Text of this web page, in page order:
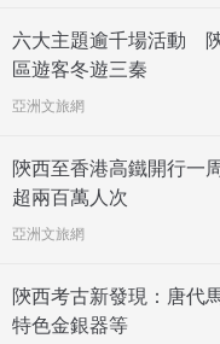
六大主題逾千場活動
區遊客冬遊三秦
亞洲文旅網
陝西至香港高鐵開行
超兩百萬人次
亞洲文旅網
陝西考古新發現：唐代
特色金銀器等